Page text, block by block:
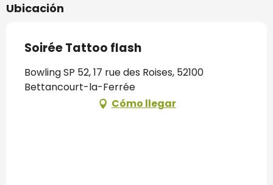
Ubicación
Soirée Tattoo flash
Bowling SP 52, 17 rue des Roises, 52100
Bettancourt-la-Ferrée
Cómo llegar